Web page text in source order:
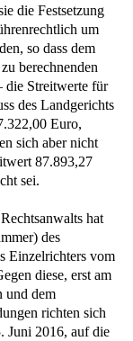
die Festsetzung
um
so dass dem
berechnenden
die Streitwerte für
des Landgerichts
Euro,
sich aber nicht
87.893,27
sei.
hat
des
Einzelrichters vom
diese, erst am
und dem
richten sich
Juni 2016, auf die